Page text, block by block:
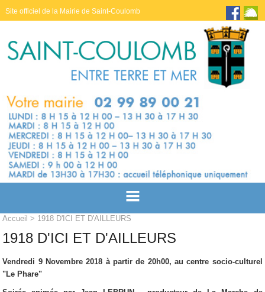
Site officiel de la Mairie de Saint-Coulomb
Accueil > 1918 D'ICI ET D'AILLEURS
1918 D'ICI ET D'AILLEURS
Vendredi 9 Novembre 2018 à partir de 20h00, au centre socio-culturel
"Le Phare"